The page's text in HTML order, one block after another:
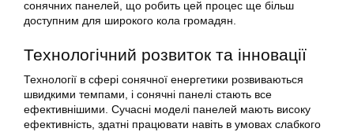
сонячних панелей, що робить цей процес ще більш
доступним для широкого кола громадян.
Технологічний розвиток та інновації
Технології в сфері сонячної енергетики розвиваються
швидкими темпами, і сонячні панелі стають все
ефективнішими. Сучасні моделі панелей мають високу
ефективність, здатні працювати навіть в умовах слабкого